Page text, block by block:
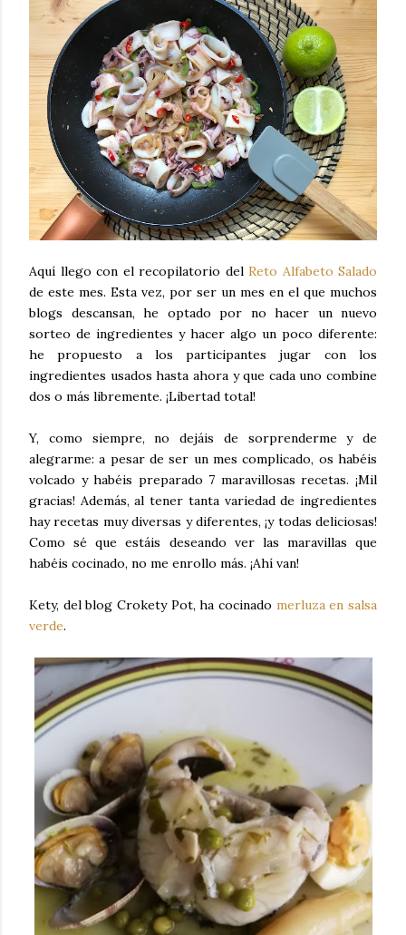
Aquí llego con el recopilatorio del Reto Alfabeto Salado
de este mes. Esta vez, por ser un mes en el que muchos
blogs descansan, he optado por no hacer un nuevo
sorteo de ingredientes y hacer algo un poco diferente:
he propuesto a los participantes jugar con los
ingredientes usados hasta ahora y que cada uno combine
dos o más libremente. ¡Libertad total!
Y, como siempre, no dejáis de sorprenderme y de
alegrarme: a pesar de ser un mes complicado, os habéis
volcado y habéis preparado 7 maravillosas recetas. ¡Mil
gracias! Además, al tener tanta variedad de ingredientes
hay recetas muy diversas y diferentes, ¡y todas deliciosas!
Como sé que estáis deseando ver las maravillas que
habéis cocinado, no me enrollo más. ¡Ahí van!
Kety, del blog Crokety Pot, ha cocinado merluza en salsa
verde.